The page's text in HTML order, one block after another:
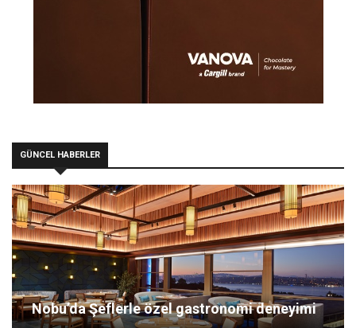
GÜNCEL HABERLER
Nobu’da Şeflerle özel gastronomi deneyimi